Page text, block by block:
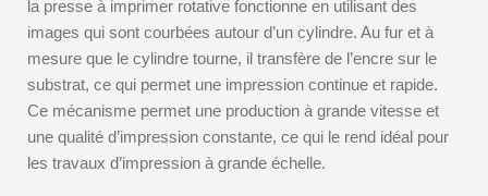
la presse à imprimer rotative fonctionne en utilisant des
images qui sont courbées autour d’un cylindre. Au fur et à
mesure que le cylindre tourne, il transfère de l’encre sur le
substrat, ce qui permet une impression continue et rapide.
Ce mécanisme permet une production à grande vitesse et
une qualité d’impression constante, ce qui le rend idéal pour
les travaux d’impression à grande échelle.